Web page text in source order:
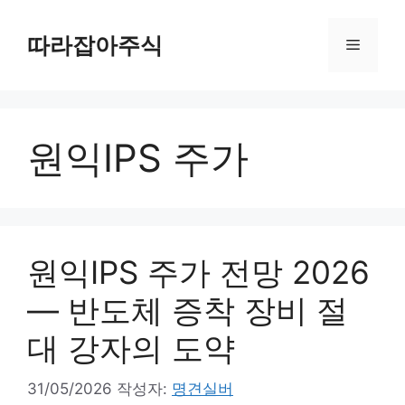
따라잡아주식 메
원익IPS 주가
원익IPS 주가 전망 2026
— 반도체 증착 장비 절
대 강자의 도약
31/05/2026 작성자: 명견실버